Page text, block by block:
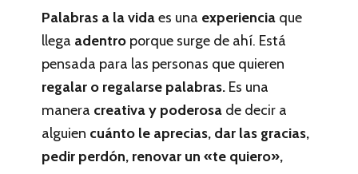
Palabras a la vidaes una experiencia que
llega adentro porque surge de ahí. Está
pensada para las personas que quieren
regalar o regalarse palabras. Es una
manera creativa y poderosa de decir a
alguien cuánto le aprecias, dar las gracias,
pedir perdón, renovar un «te quiero»,